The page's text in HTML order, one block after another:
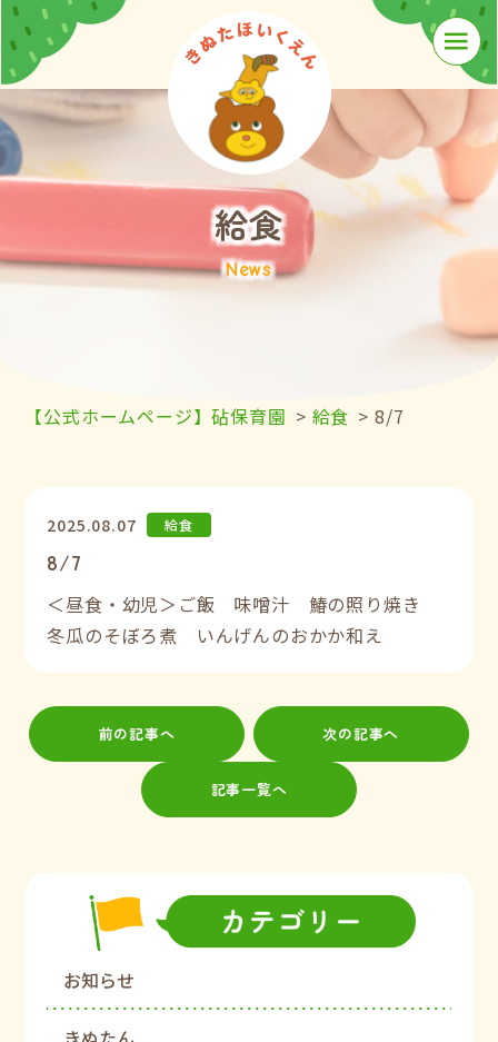
≡
給食
News
【公式ホームページ】砧保育園 > 給食 >8/7
2025.08.07 給食
8/7
＜昼食・幼児＞ご飯 味噌汁 鰆の照り焼き
冬瓜のそぼろ煮 いんげんのおかか和え
前の記事へ
記事一覧へ
次の記事へ
お知らせ